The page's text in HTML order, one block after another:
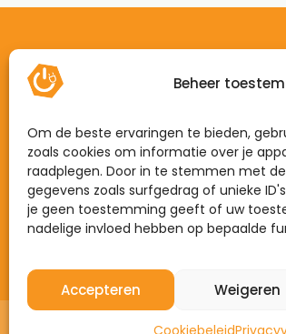
Beheer
Om de beste ervaringen te bieden,
zoals cookies om informatie over je
raadplegen. Door in te stemmen met
gegevens zoals surfgedrag of unieke
je geen toestemming geeft of uw
nadelige invloed hebben op bepaalde
Accepteren Weigeren
Cookiebeleid